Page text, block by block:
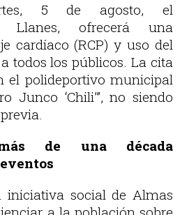
5 de agosto, el
Llanes, ofrecerá una
cardíaco (RCP) y uso del
todos los públicos. La cita
el polideportivo municipal
Junco ‘Chili’”, no siendo
más de una década
iniciativa social de Almas